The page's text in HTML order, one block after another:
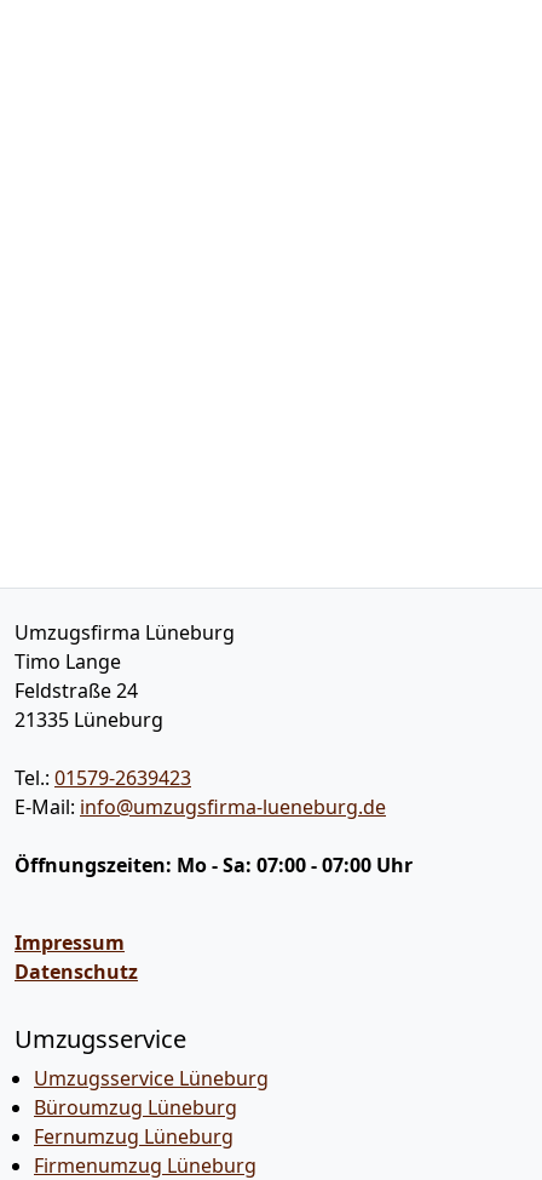
Umzugsfirma Lüneburg
Timo Lange
Feldstraße 24
21335 Lüneburg
Tel.: 01579-2639423
E-Mail: info@umzugsfirma-lueneburg.de
Öffnungszeiten: Mo - Sa: 07:00 - 07:00 Uhr
Impressum
Datenschutz
Umzugsservice
Umzugsservice Lüneburg
Büroumzug Lüneburg
Fernumzug Lüneburg
Firmenumzug Lüneburg